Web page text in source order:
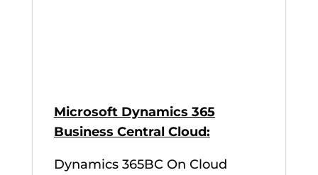
Microsoft Dynamics 365
Business Central Cloud:
Dynamics 365BC On Cloud